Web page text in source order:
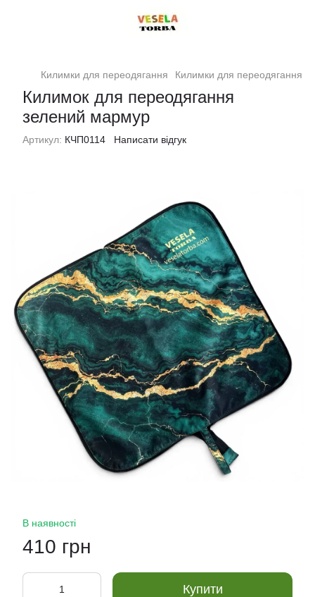
Килимки для переодягання Килимки для переодягання
Килимок для переодягання
зелений мармур
Артикул: КЧП0114 Написати відгук
В наявності
410 грн
Купити